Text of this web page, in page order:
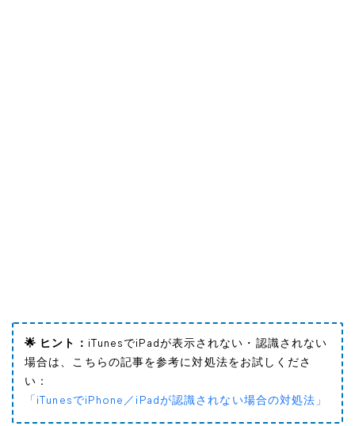
🌟 ヒント： iTunesでiPadが表示されない・認識されない
場合は、こちらの記事を参考に対処法をお試しくださ
い：
「iTunesでiPhone／iPadが認識されない場合の対処法」